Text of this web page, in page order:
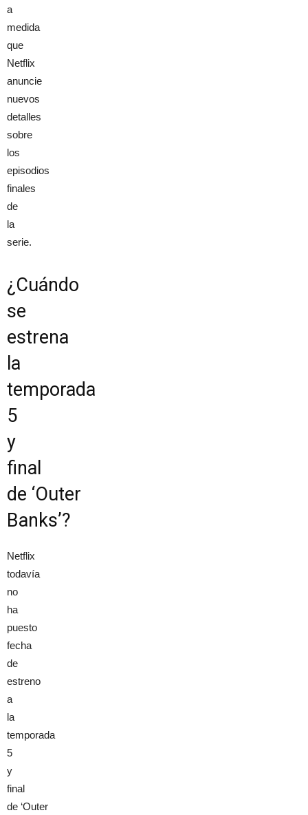
a
medida
que
Netflix
anuncie
nuevos
detalles
sobre
los
episodios
finales
de
la
serie.
¿Cuándo
se
estrena
la
temporada
5
y
final
de ‘Outer
Banks’?
Netflix
todavía
no
ha
puesto
fecha
de
estreno
a
la
temporada
5
y
final
de ‘Outer